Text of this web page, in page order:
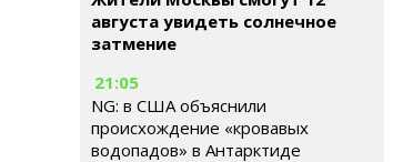
августа увидеть солнечное
затмение
21:05
NG: в США объяснили
происхождение «кровавых
водопадов» в Антарктиде